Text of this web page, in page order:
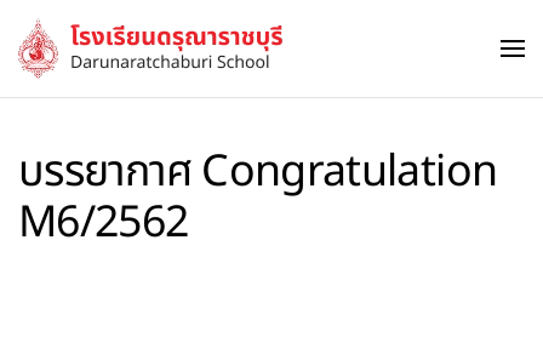
Skip to main content
บรรยากาศ Congratulation
M6/2562